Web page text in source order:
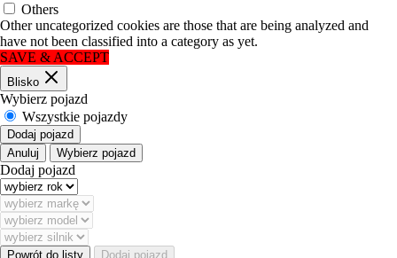
Others
Other uncategorized cookies are those that are being analyzed and
have not been classified into a category as yet.
SAVE & ACCEPT
Blisko
Wybierz pojazd
Wszystkie pojazdy
Dodaj pojazd
Anuluj
Wybierz pojazd
Dodaj pojazd
Powrót do listy Dodaj pojazd